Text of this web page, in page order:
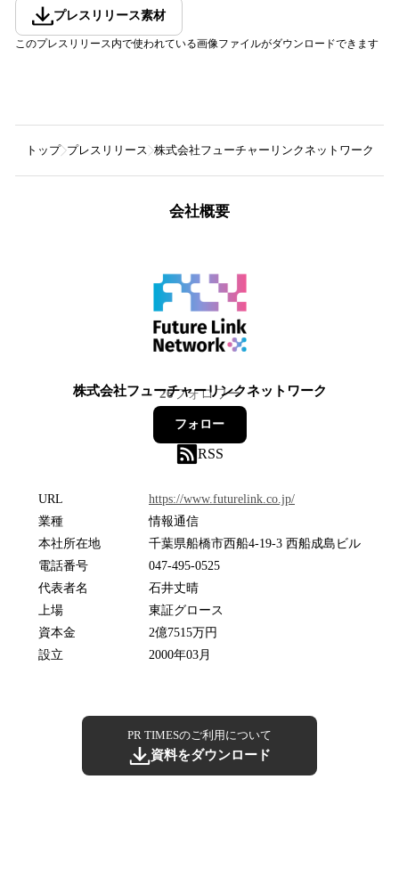
プレスリリース素材
このプレスリリース内で使われている画像ファイルがダウンロードできます
トップ プレスリリース 株式会社フューチャーリンクネットワーク
会社概要
株式会社フューチャーリンクネットワーク
26フォロワー
フォロー
RSS
URL
https://www.futurelink.co.jp/
業種
情報通信
本社所在地
千葉県船橋市西船4-19-3 西船成島ビル
電話番号
047-495-0525
代表者名
石井丈晴
上場
東証グロース
資本金
2億7515万円
設立
2000年03月
PR TIMESのご利用について
資料をダウンロード